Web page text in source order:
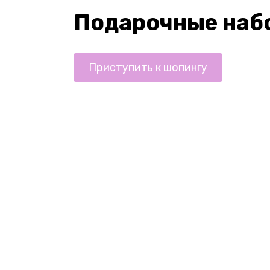
Подарочные
Приступить к шопингу